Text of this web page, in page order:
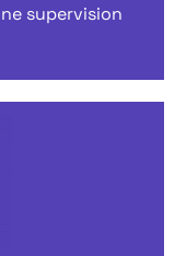
supervision